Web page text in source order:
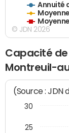
Annuité
© JDN 2026
Capacité
Montreuil-
(Source : JDN
25
30